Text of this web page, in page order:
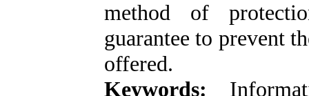
method of
guarantee to prevent
offered.
Keywords: